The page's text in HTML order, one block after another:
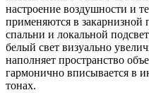
настроение воздушности и
применяются в закарнизной
спальни и локальной
белый свет визуально
наполняет пространство
гармонично вписывается в
тонах.